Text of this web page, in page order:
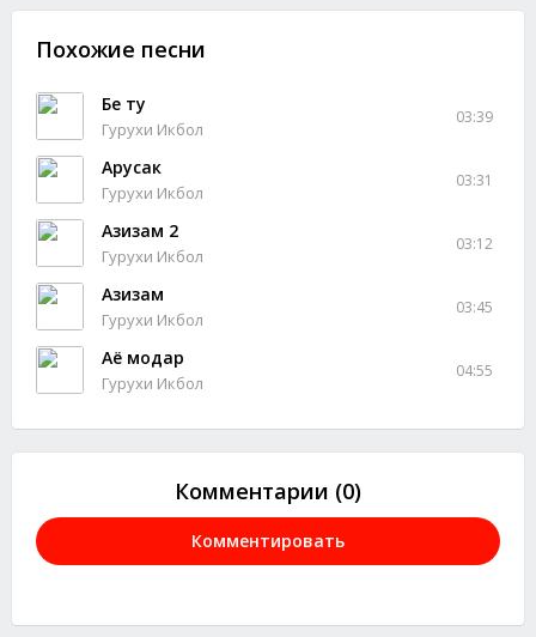
Похожие песни
Бе ту
Гурухи Икбол
03:39
Арусак
Гурухи Икбол
03:31
Азизам 2
Гурухи Икбол
03:12
Азизам
Гурухи Икбол
03:45
Аё модар
Гурухи Икбол
04:55
Комментарии (0)
Комментировать